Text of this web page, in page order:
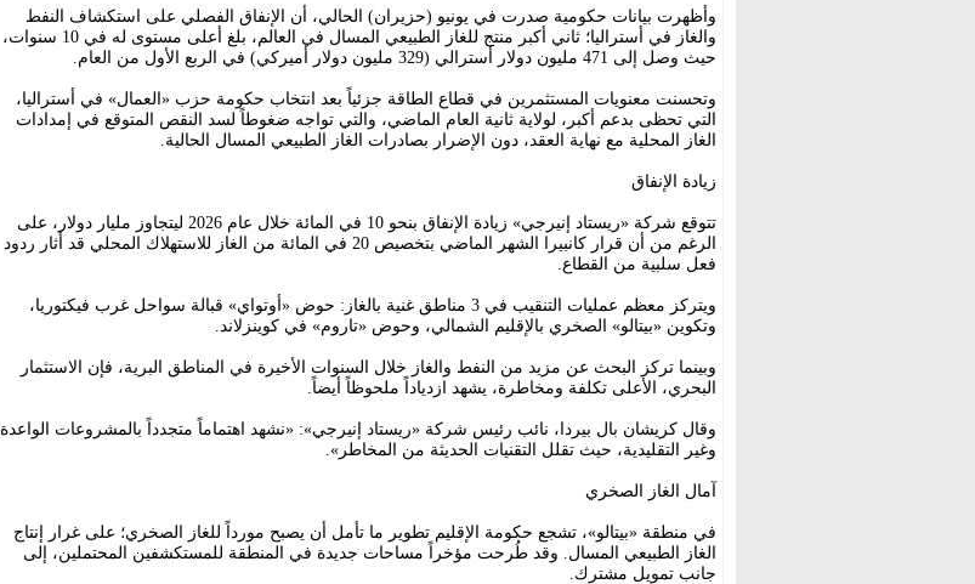
وأظهرت بيانات حكومية صدرت في يونيو (حزيران) الحالي، أن الإنفاق الفصلي على استكشاف النفط
والغاز في أستراليا؛ ثاني أكبر منتج للغاز الطبيعي المسال في العالم، بلغ أعلى مستوى له في 10 سنوات،
حيث وصل إلى 471 مليون دولار أسترالي (329 مليون دولار أميركي) في الربع الأول من العام.
وتحسنت معنويات المستثمرين في قطاع الطاقة جزئياً بعد انتخاب حكومة حزب «العمال» في أستراليا،
التي تحظى بدعم أكبر، لولاية ثانية العام الماضي، والتي تواجه ضغوطاً لسد النقص المتوقع في إمدادات
الغاز المحلية مع نهاية العقد، دون الإضرار بصادرات الغاز الطبيعي المسال الحالية.
زيادة الإنفاق
تتوقع شركة «ريستاد إنيرجي» زيادة الإنفاق بنحو 10 في المائة خلال عام 2026 ليتجاوز مليار دولار، على
الرغم من أن قرار كانبيرا الشهر الماضي بتخصيص 20 في المائة من الغاز للاستهلاك المحلي قد أثار ردود
فعل سلبية من القطاع.
ويتركز معظم عمليات التنقيب في 3 مناطق غنية بالغاز: حوض «أوتواي» قبالة سواحل غرب فيكتوريا،
وتكوين «بيتالو» الصخري بالإقليم الشمالي، وحوض «تاروم» في كوينزلاند.
وبينما تركز البحث عن مزيد من النفط والغاز خلال السنوات الأخيرة في المناطق البرية، فإن الاستثمار
البحري، الأعلى تكلفة ومخاطرة، يشهد ازدياداً ملحوظاً أيضاً.
وقال كريشان بال بيردا، نائب رئيس شركة «ريستاد إنيرجي»: «نشهد اهتماماً متجدداً بالمشروعات الواعدة
وغير التقليدية، حيث تقلل التقنيات الحديثة من المخاطر».
آمال الغاز الصخري
في منطقة «بيتالو»، تشجع حكومة الإقليم تطوير ما تأمل أن يصبح مورداً للغاز الصخري؛ على غرار إنتاج
الغاز الطبيعي المسال. وقد طُرحت مؤخراً مساحات جديدة في المنطقة للمستكشفين المحتملين، إلى
جانب تمويل مشترك.